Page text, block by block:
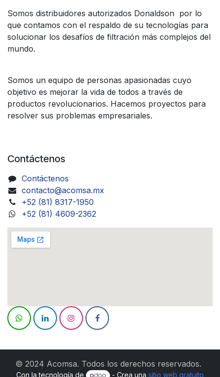
Somos distribuidores autorizados Donaldson por lo
que contamos con el respaldo de su tecnologías para
solucionar los desafíos de filtración más complejos del
mundo.
Somos un equipo de personas apasionadas cuyo
objetivo es mejorar la vida de todos a través de
productos revolucionarios. Hacemos proyectos para
resolver sus problemas empresariales.
Contáctenos
Contáctenos
contacto@acomsa.mx
+52 (81) 8317-1950
+52 (81) 4609-2362
© 2024 Acomsa. Todos los derechos reservados.
Con la tecnología de - Crea una sitio web gratuito